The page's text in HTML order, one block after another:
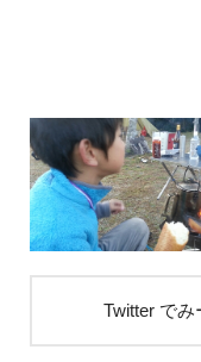
Twitter でみ